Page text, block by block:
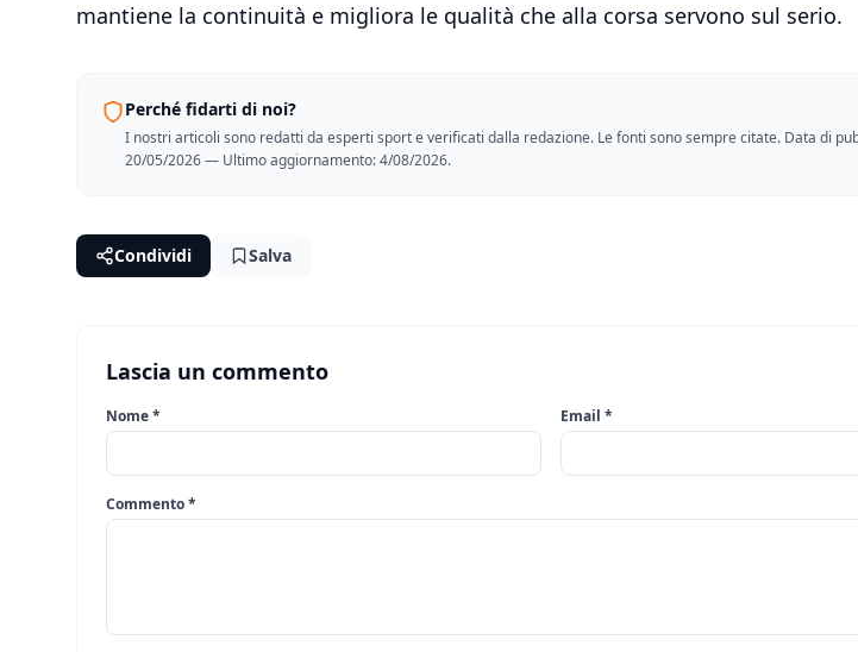
mantiene la continuità e migliora le qualità che alla corsa servono sul serio.
Perché fidarti di noi?
I nostri articoli sono redatti da esperti sport e verificati dalla redazione. Le fonti sono sempre citate. Data di
20/05/2026 — Ultimo aggiornamento: 4/08/2026.
Condividi Salva
Lascia un commento
Nome * Email *
Commento *